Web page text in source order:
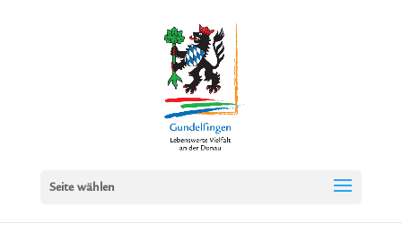
Seite wählen